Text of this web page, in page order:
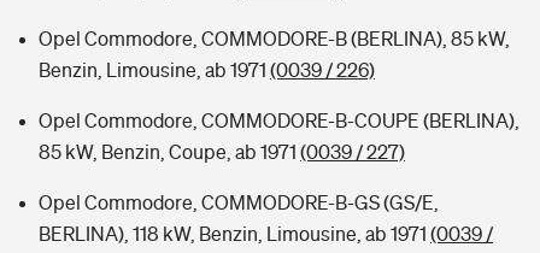
Kinderunfall-Check: Mehr Sicherheit für deine Kids
Sie haben Fragen?
Opel Commodore, COMMODORE-B (BERLINA), 85 kW,
Benzin, Limousine, ab 1971 (0039 / 226)
Opel Commodore, COMMODORE-B-COUPE (BERLINA),
85 kW, Benzin, Coupe, ab 1971 (0039 / 227)
Opel Commodore, COMMODORE-B-GS (GS/E,
BERLINA), 118 kW, Benzin, Limousine, ab 1971 (0039 /